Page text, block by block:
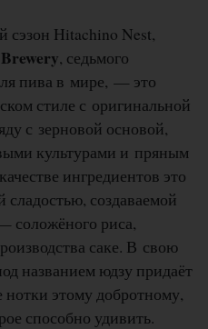
Hitachino Nest,
, седьмого
пива в мире, — это
стиле с оригинальной
с зерновой основой,
культурами и пряным
ингредиентов это
сладостью, создаваемой
соложёного риса,
саке. В свою
названием юдзу придаёт
этому добротному,
способно удивить.